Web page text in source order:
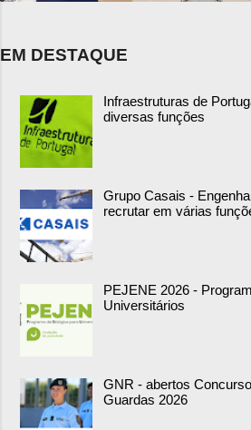
EM DESTAQUE
Infraestruturas de
diversas funções
Grupo Casais -
recrutar em várias
PEJENE 2026 -
Universitários
GNR - abertos
Guardas 2026